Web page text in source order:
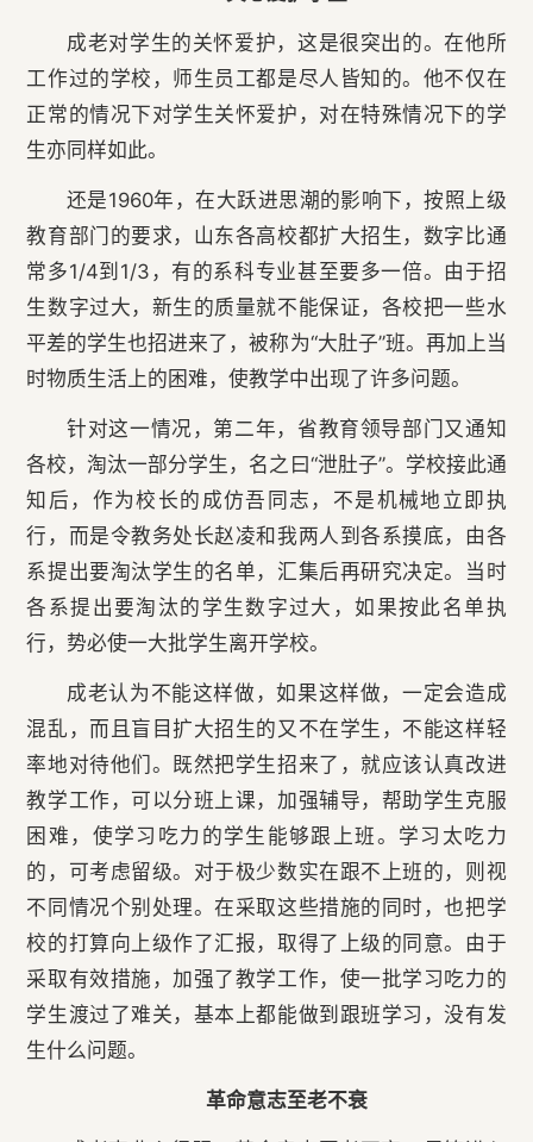
成老对学生的关怀爱护，这是很突出的。在他所
工作过的学校，师生员工都是尽人皆知的。他不仅在
正常的情况下对学生关怀爱护，对在特殊情况下的学
生亦同样如此。
还是1960年，在大跃进思潮的影响下，按照上级
教育部门的要求，山东各高校都扩大招生，数字比通
常多1/4到1/3，有的系科专业甚至要多一倍。由于招
生数字过大，新生的质量就不能保证，各校把一些水
平差的学生也招进来了，被称为“大肚子”班。再加上当
时物质生活上的困难，使教学中出现了许多问题。
针对这一情况，第二年，省教育领导部门又通知
各校，淘汰一部分学生，名之曰“泄肚子”。学校接此通
知后，作为校长的成仿吾同志，不是机械地立即执
行，而是令教务处长赵凌和我两人到各系摸底，由各
系提出要淘汰学生的名单，汇集后再研究决定。当时
各系提出要淘汰的学生数字过大，如果按此名单执
行，势必使一大批学生离开学校。
成老认为不能这样做，如果这样做，一定会造成
混乱，而且盲目扩大招生的又不在学生，不能这样轻
率地对待他们。既然把学生招来了，就应该认真改进
教学工作，可以分班上课，加强辅导，帮助学生克服
困难，使学习吃力的学生能够跟上班。学习太吃力
的，可考虑留级。对于极少数实在跟不上班的，则视
不同情况个别处理。在采取这些措施的同时，也把学
校的打算向上级作了汇报，取得了上级的同意。由于
采取有效措施，加强了教学工作，使一批学习吃力的
学生渡过了难关，基本上都能做到跟班学习，没有发
生什么问题。
革命意志至老不衰